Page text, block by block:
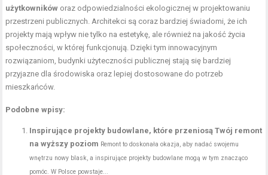
użytkowników oraz odpowiedzialności ekologicznej w projektowaniu
przestrzeni publicznych. Architekci są coraz bardziej świadomi, że ich
projekty mają wpływ nie tylko na estetykę, ale również na jakość życia
społeczności, w której funkcjonują. Dzięki tym innowacyjnym
rozwiązaniom, budynki użyteczności publicznej stają się bardziej
przyjazne dla środowiska oraz lepiej dostosowane do potrzeb
mieszkańców.
Podobne wpisy:
Inspirujące projekty budowlane, które przeniosą Twój remont
na wyższy poziom Remont to doskonała okazja, aby nadać swojemu
wnętrzu nowy blask, a inspirujące projekty budowlane mogą w tym znacząco
pomóc. W Polsce powstaje...